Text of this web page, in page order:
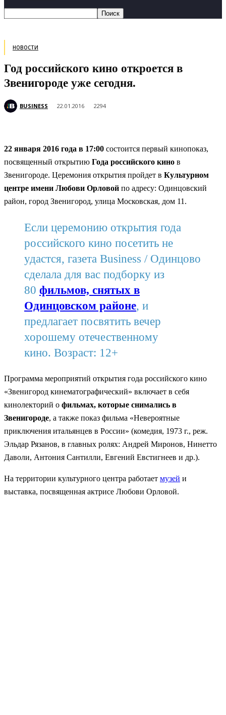
НОВОСТИ
Год российского кино откроется в
Звенигороде уже сегодня.
BUSINESS 22.01.2016 2294
22 января 2016 года в 17:00 состоится первый кинопоказ,
посвященный открытию Года российского кино в
Звенигороде. Церемония открытия пройдет в Культурном
центре имени Любови Орловой по адресу: Одинцовский
район, город Звенигород, улица Московская, дом 11.
Если церемонию открытия года
российского кино посетить не
удастся, газета Business / Одинцово
сделала для вас подборку из
80 фильмов, снятых в
Одинцовском районе, и
предлагает посвятить вечер
хорошему отечественному
кино. Возраст: 12+
Программа мероприятий открытия года российского кино
«Звенигород кинематографический» включает в себя
кинолекторий о фильмах, которые снимались в
Звенигороде, а также показ фильма «Невероятные
приключения итальянцев в России» (комедия, 1973 г., реж.
Эльдар Рязанов, в главных ролях: Андрей Миронов, Нинетто
Даволи, Антония Сантилли, Евгений Евстигнеев и др.).
На территории культурного центра работает музей и
выставка, посвященная актрисе Любови Орловой.